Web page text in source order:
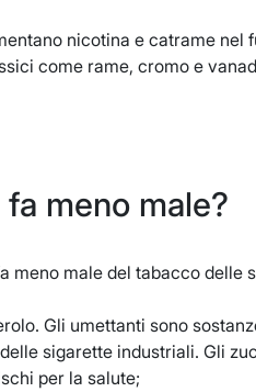
nicotina e catrame nel
come rame, cromo e
meno male?
meno male del tabacco
Gli umettanti sono
sigarette industriali. Gli
per la salute;